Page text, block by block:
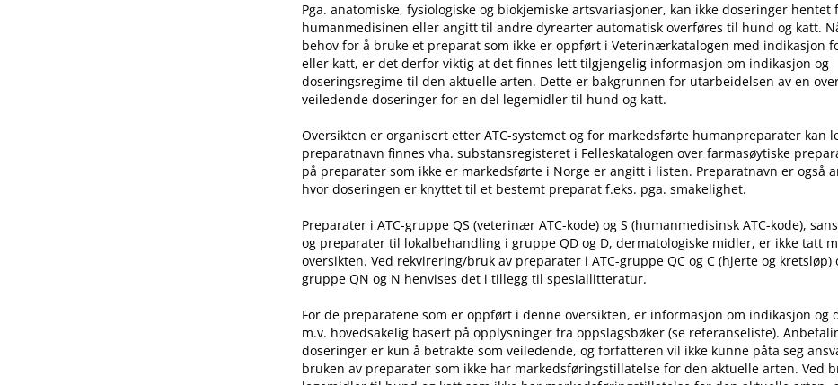
Pga. anatomiske, fysiologiske og biokjemiske artsvariasjoner, kan ikke doseringer hentet
humanmedisinen eller angitt til andre dyrearter automatisk overføres til hund og katt.
behov for å bruke et preparat som ikke er oppført i Veterinærkatalogen med indikasjon
eller katt, er det derfor viktig at det finnes lett tilgjengelig informasjon om indikasjon og
doseringsregime til den aktuelle arten. Dette er bakgrunnen for utarbeidelsen av en
veiledende doseringer for en del legemidler til hund og katt.
Oversikten er organisert etter ATC-systemet og for markedsførte humanpreparater kan
preparatnavn finnes vha. substansregisteret i Felleskatalogen over farmasøytiske
på preparater som ikke er markedsførte i Norge er angitt i listen. Preparatnavn er også
hvor doseringen er knyttet til et bestemt preparat f.eks. pga. smakelighet.
Preparater i ATC-gruppe QS (veterinær ATC-kode) og S (humanmedisinsk ATC-kode),
og preparater til lokalbehandling i gruppe QD og D, dermatologiske midler, er ikke tatt
oversikten. Ved rekvirering​/​bruk av preparater i ATC-gruppe QC og C (hjerte og kretsløp)
gruppe QN og N henvises det i tillegg til spesiallitteratur.
For de preparatene som er oppført i denne oversikten, er informasjon om indikasjon og
m.v. hovedsakelig basert på opplysninger fra oppslagsbøker (se referanseliste).
doseringer er kun å betrakte som veiledende, og forfatteren vil ikke kunne påta seg
bruken av preparater som ikke har markedsføringstillatelse for den aktuelle arten. Ved